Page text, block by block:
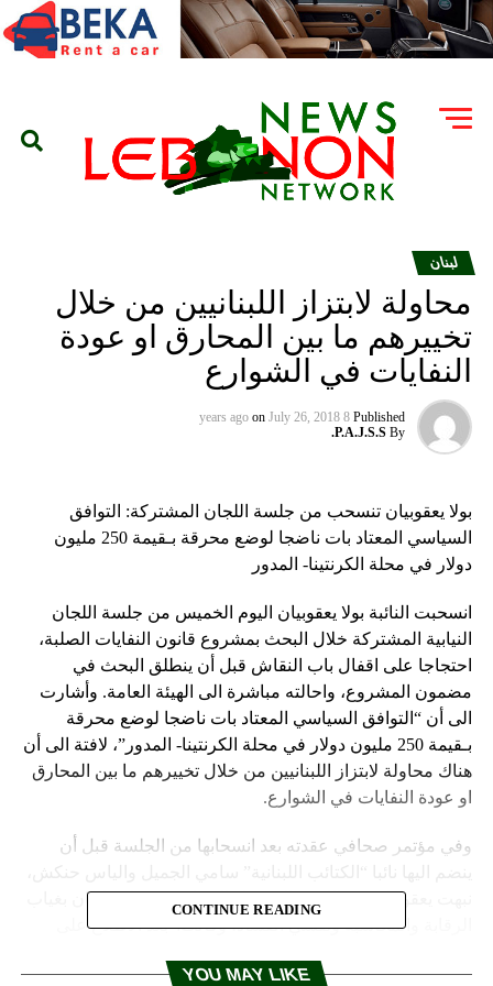
لبنان
محاولة لابتزاز اللبنانيين من خلال
تخييرهم ما بين المحارق او عودة
النفايات في الشوارع
Published
8 years ago
on July 26, 2018
By
P.A.J.S.S.
بولا يعقوبيان تنسحب من جلسة اللجان المشتركة: التوافق
السياسي المعتاد بات ناضجا لوضع محرقة بـقيمة 250 مليون
دولار في محلة الكرنتينا- المدور
انسحبت النائبة بولا يعقوبيان اليوم الخميس من جلسة اللجان
النيابية المشتركة خلال البحث بمشروع قانون النفايات الصلبة،
احتجاجا على اقفال باب النقاش قبل أن ينطلق البحث في
مضمون المشروع، واحالته مباشرة الى الهيئة العامة. وأشارت
الى أن “التوافق السياسي المعتاد بات ناضجا لوضع محرقة
بـقيمة 250 مليون دولار في محلة الكرنتينا- المدور”، لافتة الى أن
هناك محاولة لابتزاز اللبنانيين من خلال تخييرهم ما بين المحارق
او عودة النفايات في الشوارع.
وفي مؤتمر صحافي عقدته بعد انسحابها من الجلسة قبل أن
نبهت يعقوبيان من اللجوء الى خيار المحارق في بلد كلبنان بغياب
الرقابة والمحاسبة وتفشي الفساد، وقالت:”بعد الاطلاع على
بلدان متطورة، يمكن التأكيد أن اعتماد هذا الحل في لبنان سيكون
CONTINUE READING
YOU MAY LIKE